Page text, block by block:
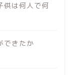
供は何人で何
できたか